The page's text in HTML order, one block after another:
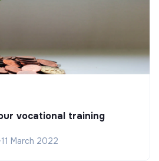
vocational training
11 March 2022